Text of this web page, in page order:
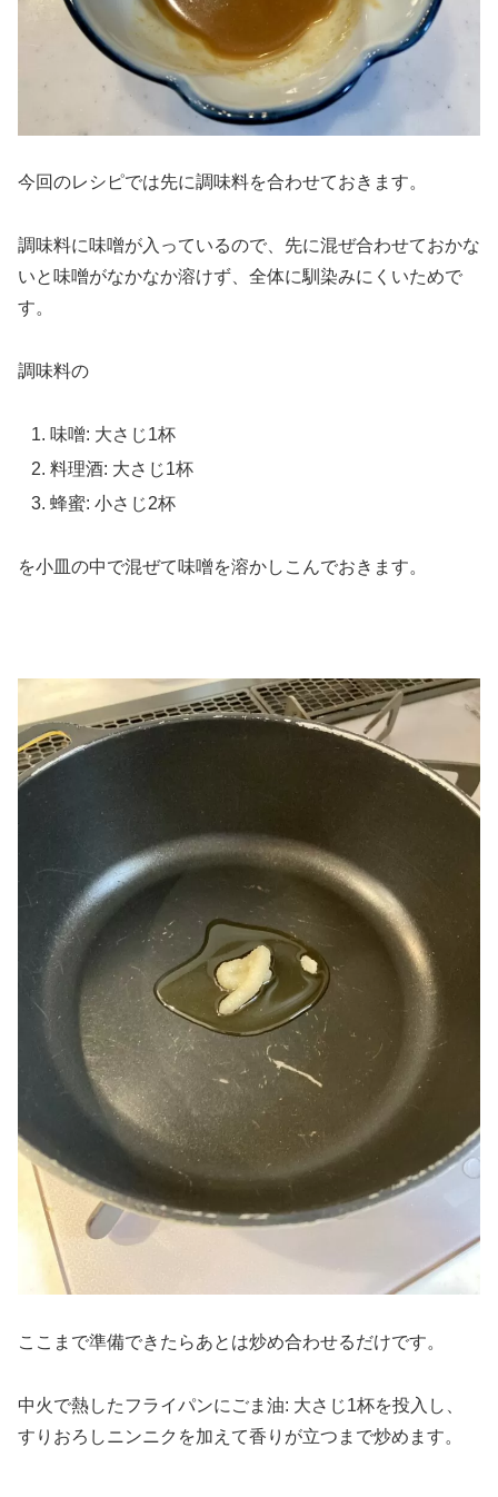
今回のレシピでは先に調味料を合わせておきます。
調味料に味噌が入っているので、先に混ぜ合わせておかな
いと味噌がなかなか溶けず、全体に馴染みにくいためで
す。
調味料の
味噌: 大さじ1杯
料理酒: 大さじ1杯
蜂蜜: 小さじ2杯
を小皿の中で混ぜて味噌を溶かしこんでおきます。
ここまで準備できたらあとは炒め合わせるだけです。
中火で熱したフライパンにごま油: 大さじ1杯を投入し、
すりおろしニンニクを加えて香りが立つまで炒めます。